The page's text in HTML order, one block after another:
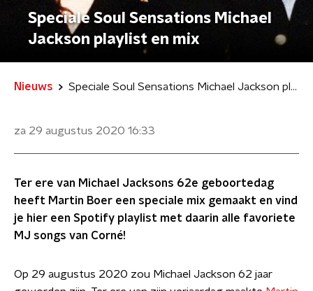
Speciale Soul Sensations Michael
Jackson playlist en mix
Nieuws Speciale Soul Sensations Michael Jackson playlist en mix
za 29 augustus 2020 16:33
Ter ere van Michael Jacksons 62e geboortedag
heeft Martin Boer een speciale mix gemaakt en vind
je hier een Spotify playlist met daarin alle favoriete
MJ songs van Corné!
Op 29 augustus 2020 zou Michael Jackson 62 jaar